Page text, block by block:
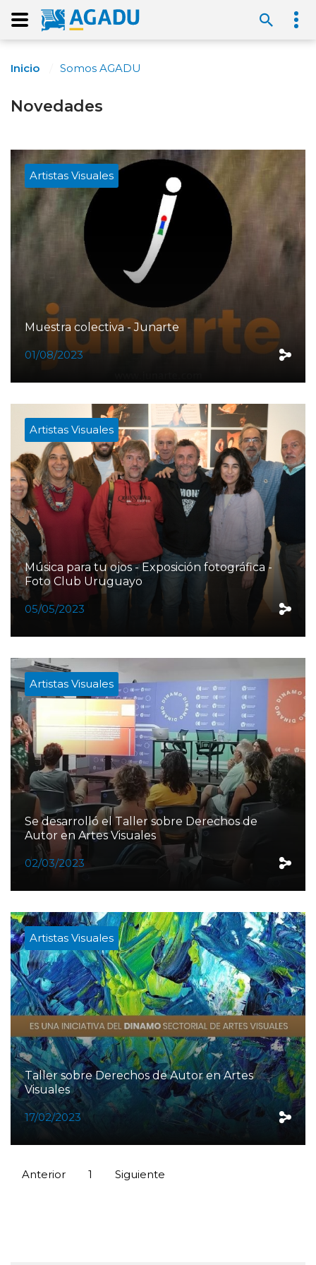
Inicio Somos AGADU
Novedades
Artistas Visuales
Muestra colectiva - Junarte
01/08/2023
Artistas Visuales
Música para tu ojos - Exposición fotográfica -
Foto Club Uruguayo
05/05/2023
Artistas Visuales
Se desarrolló el Taller sobre Derechos de
Autor en Artes Visuales
02/03/2023
Artistas Visuales
Taller sobre Derechos de Autor en Artes
Visuales
17/02/2023
Anterior 1 Siguiente